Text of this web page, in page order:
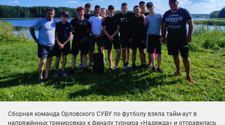
Сборная команда Орловского СУВУ по футболу взяла тайм-аут в
напряжённых тренировках к финалу турнира «Надежда» и отправилась